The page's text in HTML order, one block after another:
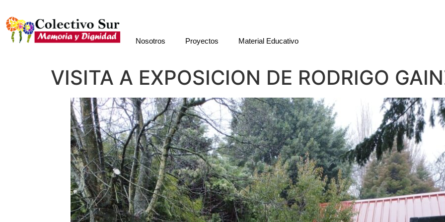
Nosotros Proyectos Material Educativo
VISITA A EXPOSICION DE RODRIGO